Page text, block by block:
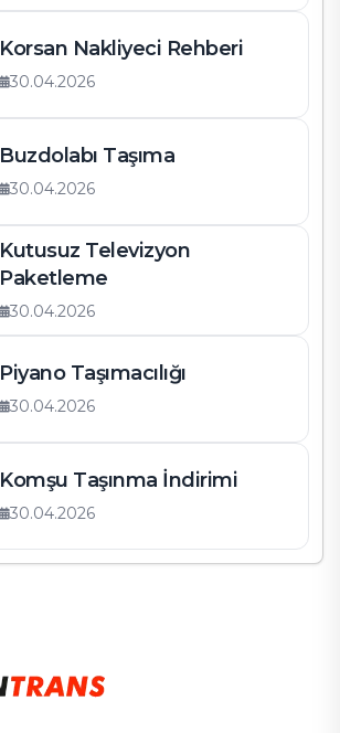
Korsan Nakliyeci Rehberi
30.04.2026
Buzdolabı Taşıma
30.04.2026
Kutusuz Televizyon
Paketleme
30.04.2026
Piyano Taşımacılığı
30.04.2026
Komşu Taşınma İndirimi
30.04.2026